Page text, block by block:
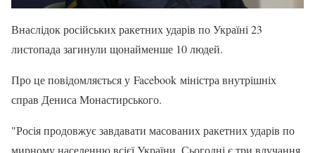
Внаслідок російських ракетних ударів по Україні 23
листопада загинули щонайменше 10 людей.
Про це повідомляється у Facebook міністра внутрішніх
справ Дениса Монастирського.
"Росія продовжує завдавати масованих ракетних ударів по
мирному населенню всієї України. Сьогодні є три влучання